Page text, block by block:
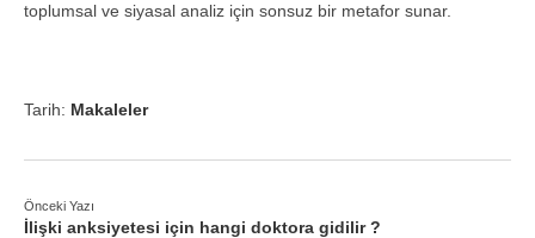
toplumsal ve siyasal analiz için sonsuz bir metafor sunar.
Tarih: Makaleler
Önceki Yazı
İlişki anksiyetesi için hangi doktora gidilir ?